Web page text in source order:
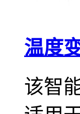
温度
该智